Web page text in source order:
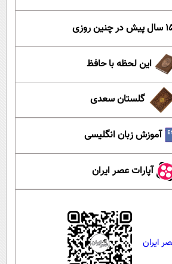
چنین روزی
این لحظه با حافظ
گلستان سعدی
آموزش زبان انگلیسی
آپارات عصر ایران
ایران